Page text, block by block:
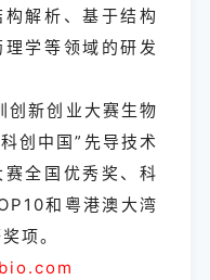
解析、基于结构
学等领域的研发
新创业大赛生物
创中国”先导技术
全国优秀奖、科
和粤港澳大湾
项。